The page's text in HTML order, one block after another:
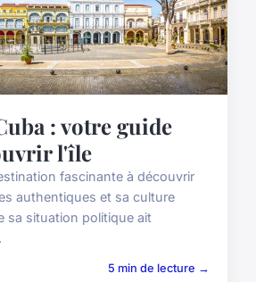
: votre guide
l'île
fascinante à découvrir
authentiques et sa culture
sa situation politique ait
5 min de lecture →